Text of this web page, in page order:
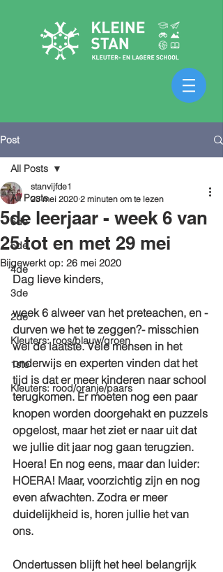
Post
All Posts
6de
5de
4de
3de
2de
Kleuters: roos/blauw/groen
1ste
Kleuters: rood/oranje/paars
All Posts
5de leerjaar - week 6 van
25 tot en met 29 mei
stanvijfde1
23 mei 2020 2 minuten om te lezen
Bijgewerkt op: 26 mei 2020
Dag lieve kinders,
week 6 alweer van het preteachen, en -
durven we het te zeggen?- misschien
wel de laatste. Vele mensen in het
onderwijs en experten vinden dat het
tijd is dat er meer kinderen naar school
terugkomen. Er moeten nog een paar
knopen worden doorgehakt en puzzels
opgelost, maar het ziet er naar uit dat
we jullie dit jaar nog gaan terugzien.
Hoera! En nog eens, maar dan luider:
HOERA! Maar, voorzichtig zijn en nog
even afwachten. Zodra er meer
duidelijkheid is, horen jullie het van
ons.
Ondertussen blijft het heel belangrijk